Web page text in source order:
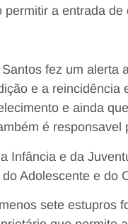
permitir a entrada
fez um alerta
e a
e ainda
é responsavel
Infância e da
Adolescente e do
sete estupros